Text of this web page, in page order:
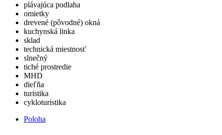
plávajúca podlaha
omietky
drevené (pôvodné) okná
kuchynská linka
sklad
technická miestnosť
slnečný
tiché prostredie
MHD
dieľňa
turistika
cykloturistika
Poloha